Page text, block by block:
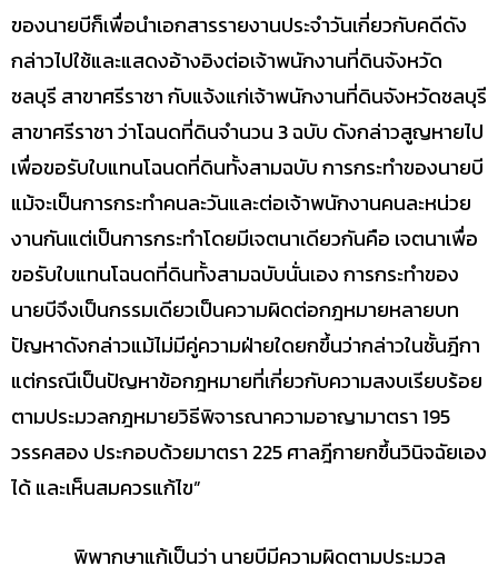
ของนายบีก็เพื่อนำเอกสารรายงานประจำวันเกี่ยวกับคดีดัง
กล่าวไปใช้และแสดงอ้างอิงต่อเจ้าพนักงานที่ดินจังหวัด
ชลบุรี สาขาศรีราชา กับแจ้งแก่เจ้าพนักงานที่ดินจังหวัดชลบุรี
สาขาศรีราชา ว่าโฉนดที่ดินจำนวน 3 ฉบับ ดังกล่าวสูญหายไป
เพื่อขอรับใบแทนโฉนดที่ดินทั้งสามฉบับ การกระทำของนายบี
แม้จะเป็นการกระทำคนละวันและต่อเจ้าพนักงานคนละหน่วย
งานกันแต่เป็นการกระทำโดยมีเจตนาเดียวกันคือ เจตนาเพื่อ
ขอรับใบแทนโฉนดที่ดินทั้งสามฉบับนั่นเอง การกระทำของ
นายบีจึงเป็นกรรมเดียวเป็นความผิดต่อกฎหมายหลายบท
ปัญหาดังกล่าวแม้ไม่มีคู่ความฝ่ายใดยกขึ้นว่ากล่าวในชั้นฎีกา
แต่กรณีเป็นปัญหาข้อกฎหมายที่เกี่ยวกับความสงบเรียบร้อย
ตามประมวลกฎหมายวิธีพิจารณาความอาญามาตรา 195
วรรคสอง ประกอบด้วยมาตรา 225 ศาลฎีกายกขึ้นวินิจฉัยเอง
ได้ และเห็นสมควรแก้ไข”
พิพากษาแก้เป็นว่า นายบีมีความผิดตามประมวล